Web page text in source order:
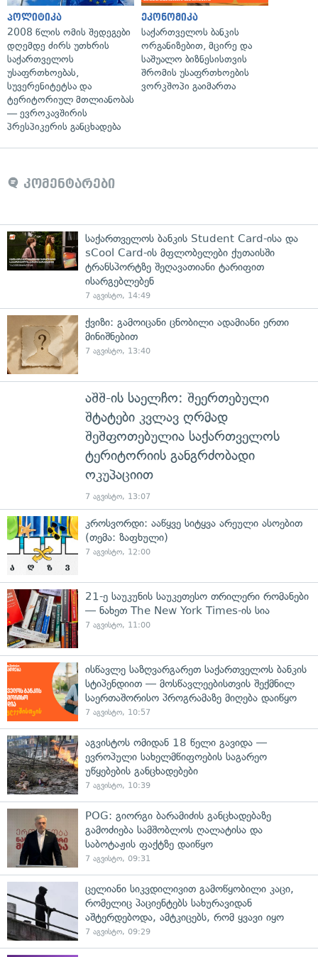
პოლიტიკა
2008 წლის ომის შედეგები
დღემდე ძირს უთხრის
საქართველოს
უსაფრთხოებას,
სუვერენიტეტსა და
ტერიტორიულ მთლიანობას
— ევროკავშირის
პრესპიკერის განცხადება
ეკონომიკა
საქართველოს ბანკის
ორგანიზებით, მცირე და
საშუალო ბიზნესისთვის
შრომის უსაფრთხოების
ვორკშოპი გაიმართა
კომენტარები
საქართველოს ბანკის Student Card-ისა და
sCool Card-ის მფლობელები ქუთაისში
ტრანსპორტზე შეღავათიანი ტარიფით
ისარგებლებენ
7 აგვისტო, 14:49
ქვიზი: გამოიცანი ცნობილი ადამიანი ერთი
მინიშნებით
7 აგვისტო, 13:40
აშშ-ის საელჩო: შეერთებული
შტატები კვლავ ღრმად
შეშფოთებულია საქართველოს
ტერიტორიის განგრძობადი
ოკუპაციით
7 აგვისტო, 13:07
კროსვორდი: ააწყვე სიტყვა არეული ასოებით
(თემა: ზაფხული)
7 აგვისტო, 12:00
21-ე საუკუნის საუკეთესო თრილერი რომანები
— ნახეთ The New York Times-ის სია
7 აგვისტო, 11:00
ისწავლე საზღვარგარეთ საქართველოს ბანკის
სტიპენდიით — მოსწავლეებისთვის შექმნილ
საერთაშორისო პროგრამაზე მიღება დაიწყო
7 აგვისტო, 10:57
აგვისტოს ომიდან 18 წელი გავიდა —
ევროპული სახელმწიფოების საგარეო
უწყებების განცხადებები
7 აგვისტო, 10:39
POG: გიორგი ბარამიძის განცხადებაზე
გამოძიება სამშობლოს ღალატისა და
საბოტაჟის ფაქტზე დაიწყო
7 აგვისტო, 09:31
ცელიანი სიკვდილივით გამოწყობილი კაცი,
რომელიც პაციენტებს სახურავიდან
აშტერდებოდა, ამტკიცებს, რომ ყვავი იყო
7 აგვისტო, 09:29